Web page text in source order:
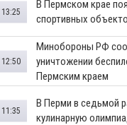
​В Пермском крае
спортивных
13:25
Минобороны РФ
уничтожении
Пермским краем
12:50
В Перми в седьмой
кулинарную
11:35